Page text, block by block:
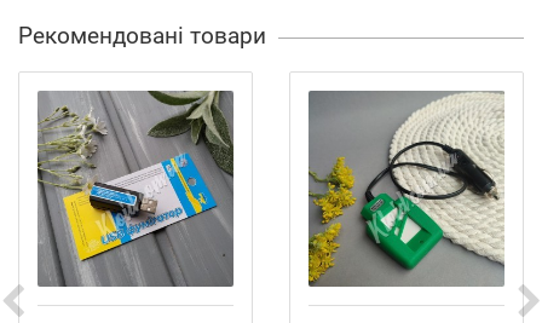
Рекомендовані товари